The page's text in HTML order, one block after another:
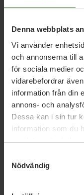
Denna webbplats
Vi använder
och annonserna till
för sociala medier
vidarebefordrar
information från din
annons- och
Dessa kan i sin tur
information som du
samlat in när du har
Nödvändig
Måndag 6/8 får
demokratiminister,
annat hålla tal och
Arvika Biblioteks
eventet i
musik och teater
lokala